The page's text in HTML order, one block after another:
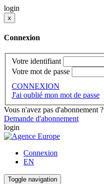
login
x
Connexion
Votre identifiant
Votre mot de passe
CONNEXION
J'ai oublié mon mot de passe
Vous n'avez pas d'abonnement ?
Demande d'abonnement
login
Connexion
EN
Toggle navigation